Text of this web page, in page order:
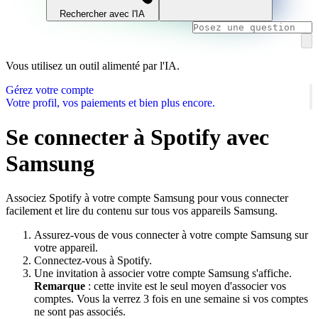
Rechercher avec l'IA
Vous utilisez un outil alimenté par l'IA.
Gérez votre compte
Votre profil, vos paiements et bien plus encore.
Se connecter à Spotify avec
Samsung
Associez Spotify à votre compte Samsung pour vous connecter
facilement et lire du contenu sur tous vos appareils Samsung.
Assurez-vous de vous connecter à votre compte Samsung sur
votre appareil.
Connectez-vous à Spotify.
Une invitation à associer votre compte Samsung s'affiche.
Remarque : cette invite est le seul moyen d'associer vos
comptes. Vous la verrez 3 fois en une semaine si vos comptes
ne sont pas associés.